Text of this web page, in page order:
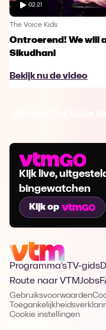
02:21
The Voice Kids
Ontroerend! We will
Sikudhani
Bekijk nu de video
Kijk live,
bingewatchen
Kijk op
Programma's TV-gids
Route naar VTMJobs
Gebruiksvoorwaarden
Cookie instellingen